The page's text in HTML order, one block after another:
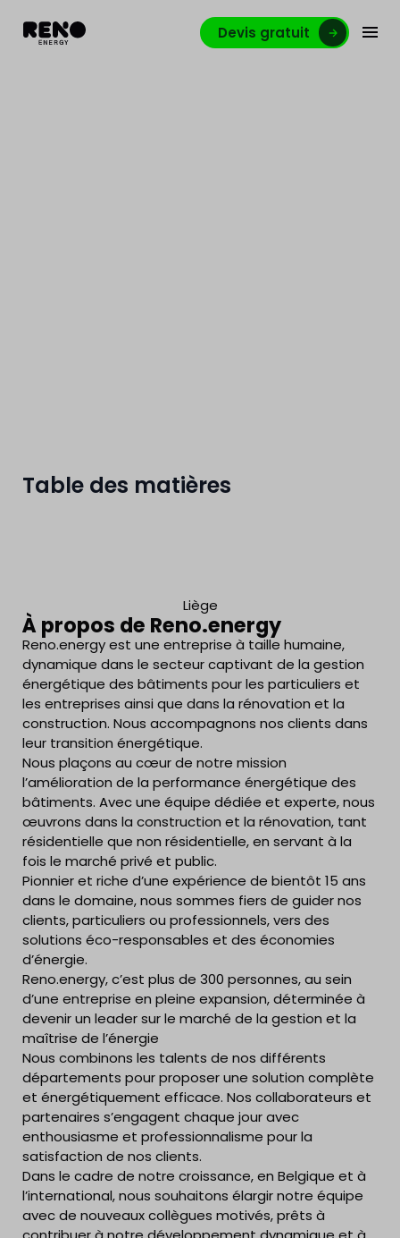
Devis gratuit
Table des matières
Liège
À propos de Reno.energy
Reno.energy est une entreprise à taille humaine,
dynamique dans le secteur captivant de la gestion
énergétique des bâtiments pour les particuliers et
les entreprises ainsi que dans la rénovation et la
construction. Nous accompagnons nos clients dans
leur transition énergétique.
Nous plaçons au cœur de notre mission
l’amélioration de la performance énergétique des
bâtiments. Avec une équipe dédiée et experte, nous
œuvrons dans la construction et la rénovation, tant
résidentielle que non résidentielle, en servant à la
fois le marché privé et public.
Pionnier et riche d’une expérience de bientôt 15 ans
dans le domaine, nous sommes fiers de guider nos
clients, particuliers ou professionnels, vers des
solutions éco-responsables et des économies
d’énergie.
Reno.energy, c’est plus de 300 personnes, au sein
d’une entreprise en pleine expansion, déterminée à
devenir un leader sur le marché de la gestion et la
maîtrise de l’énergie
Nous combinons les talents de nos différents
départements pour proposer une solution complète
et énergétiquement efficace. Nos collaborateurs et
partenaires s’engagent chaque jour avec
enthousiasme et professionnalisme pour la
satisfaction de nos clients.
Dans le cadre de notre croissance, en Belgique et à
l’international, nous souhaitons élargir notre équipe
avec de nouveaux collègues motivés, prêts à